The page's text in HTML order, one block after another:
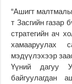
“Ашигт
т Засгийн газар
стратегийн ач
хамааруулах
мэдүүлэхээр
Үүний дагуу
байгуулагдан